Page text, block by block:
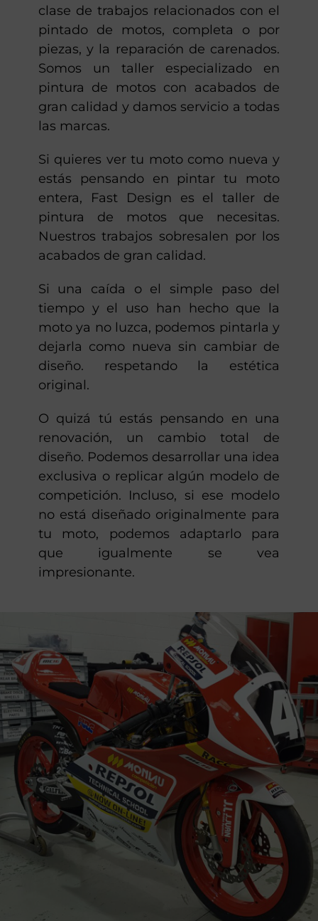
clase de trabajos relacionados con el
pintado de motos, completa o por
piezas, y la reparación de carenados.
Somos un taller especializado en
pintura de motos con acabados de
gran calidad y damos servicio a todas
las marcas.
Si quieres ver tu moto como nueva y
estás pensando en pintar tu moto
entera, Fast Design es el taller de
pintura de motos que necesitas.
Nuestros trabajos sobresalen por los
acabados de gran calidad.
Si una caída o el simple paso del
tiempo y el uso han hecho que la
moto ya no luzca, podemos pintarla y
dejarla como nueva sin cambiar de
diseño. respetando la estética
original.
O quizá tú estás pensando en una
renovación, un cambio total de
diseño. Podemos desarrollar una idea
exclusiva o replicar algún modelo de
competición. Incluso, si ese modelo
no está diseñado originalmente para
tu moto, podemos adaptarlo para
que igualmente se vea
impresionante.